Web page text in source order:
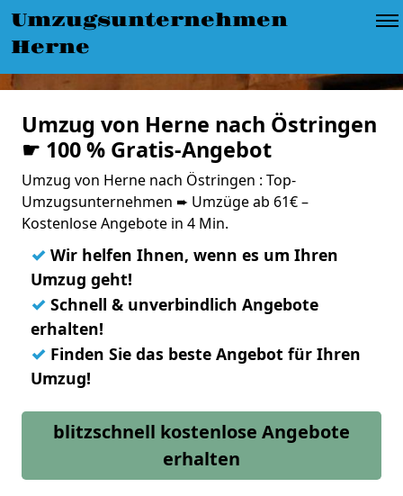
Umzugsunternehmen
Herne
Umzug von Herne nach Östringen
☛ 100 % Gratis-Angebot
Umzug von Herne nach Östringen : Top-
Umzugsunternehmen ➨ Umzüge ab 61€ –
Kostenlose Angebote in 4 Min.
✓ Wir helfen Ihnen, wenn es um Ihren
Umzug geht!
✓ Schnell & unverbindlich Angebote
erhalten!
✓ Finden Sie das beste Angebot für Ihren
Umzug!
blitzschnell kostenlose Angebote
erhalten